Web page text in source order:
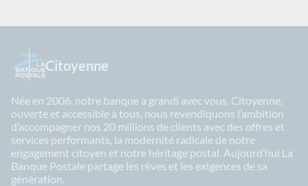
Citoyenne
Née en 2006, notre banque a grandi avec vous. Citoyenne,
ouverte et accessible à tous, nous revendiquons l’ambition
d’accompagner nos 20 millions de clients avec des offres et
services performants, la modernité radicale de notre
engagement citoyen et notre héritage postal. Aujourd’hui La
Banque Postale partage les rêves et les exigences de sa
génération.